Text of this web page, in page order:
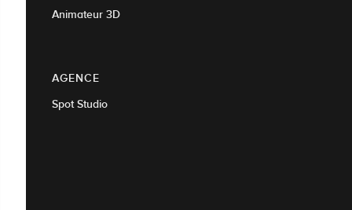
Animateur 3D
AGENCE
Spot Studio